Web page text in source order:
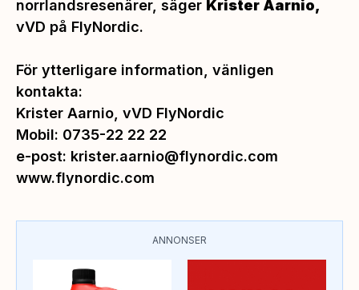
norrlandsresenärer, säger Krister Aarnio,
vVD på FlyNordic.
För ytterligare information, vänligen
kontakta:
Krister Aarnio, vVD FlyNordic
Mobil: 0735-22 22 22
e-post: krister.aarnio@flynordic.com
www.flynordic.com
ANNONSER